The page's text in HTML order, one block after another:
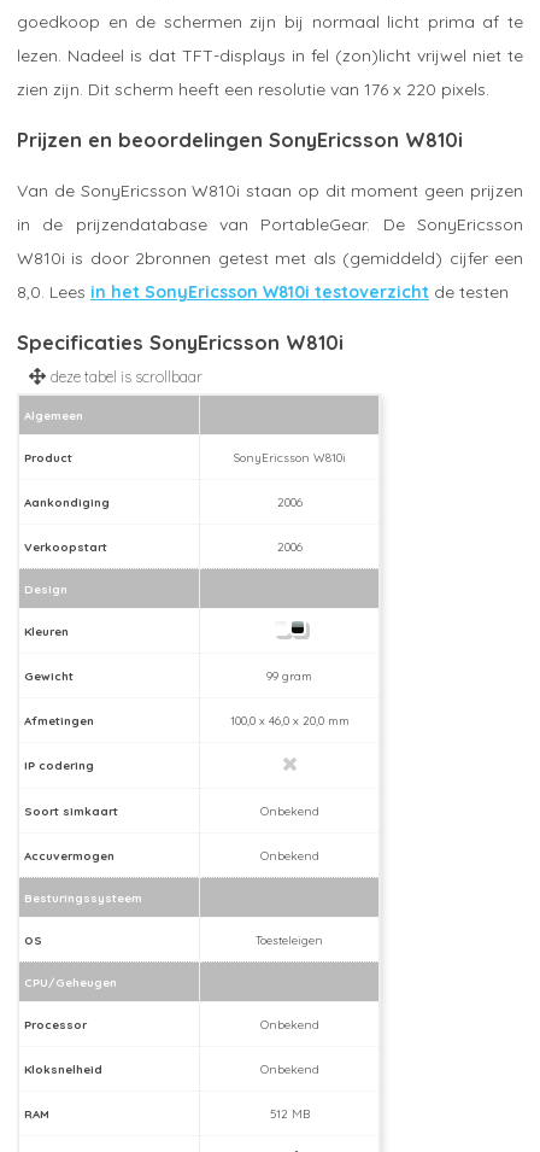
goedkoop en de schermen zijn bij normaal licht prima af te
lezen. Nadeel is dat TFT-displays in fel (zon)licht vrijwel niet te
zien zijn. Dit scherm heeft een resolutie van 176 x 220 pixels.
Prijzen en beoordelingen SonyEricsson W810i
Van de SonyEricsson W810i staan op dit moment geen prijzen
in de prijzendatabase van PortableGear. De SonyEricsson
W810i is door 2bronnen getest met als (gemiddeld) cijfer een
8,0. Lees in het SonyEricsson W810i testoverzicht de testen
Specificaties SonyEricsson W810i
Algemeen
Product SonyEricsson W810i
Aankondiging 2006
Verkoopstart 2006
Design
Kleuren
Gewicht 99 gram
Afmetingen 100,0 x 46,0 x 20,0 mm
IP codering
Soort simkaart Onbekend
Accuvermogen Onbekend
Besturingssysteem
OS Toesteleigen
CPU/Geheugen
Processor Onbekend
Kloksnelheid Onbekend
RAM 512 MB